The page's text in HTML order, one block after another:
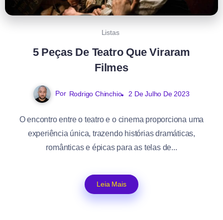
Listas
5 Peças De Teatro Que Viraram
Filmes
Por Rodrigo Chinchio 2 De Julho De 2023
O encontro entre o teatro e o cinema proporciona uma
experiência única, trazendo histórias dramáticas,
românticas e épicas para as telas de...
Leia Mais